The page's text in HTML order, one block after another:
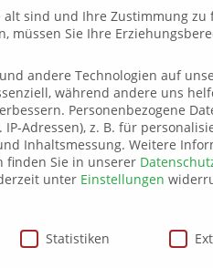
weiß
alt sind und Ihre Zustimmung
müssen Sie Ihre
andere Technologien auf
während andere uns
Personenbezogene
Adressen), z. B. für
Inhaltsmessung. Weitere
finden Sie in unserer
unter Einstellungen
Statistiken